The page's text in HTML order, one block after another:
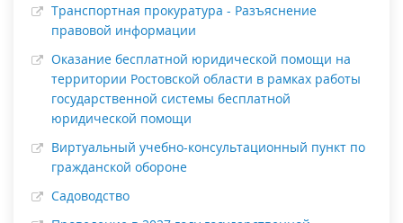
Транспортная прокуратура - Разъяснение
правовой информации
Оказание бесплатной юридической помощи на
территории Ростовской области в рамках работы
государственной системы бесплатной
юридической помощи
Виртуальный учебно-консультационный пункт по
гражданской обороне
Садоводство